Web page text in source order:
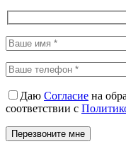
Даю Согласие на
соответствии с